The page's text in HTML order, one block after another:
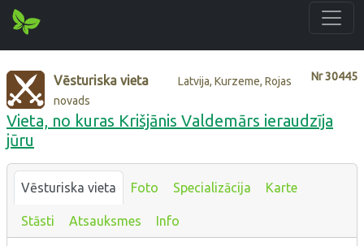
Nr30445
Vēsturiska vieta
Latvija, Kurzeme, Rojas
novads
Vieta, no kuras Krišjānis Valdemārs ieraudzīja
jūru
Vēsturiska vieta Foto Specializācija Karte
Stāsti Atsauksmes Info